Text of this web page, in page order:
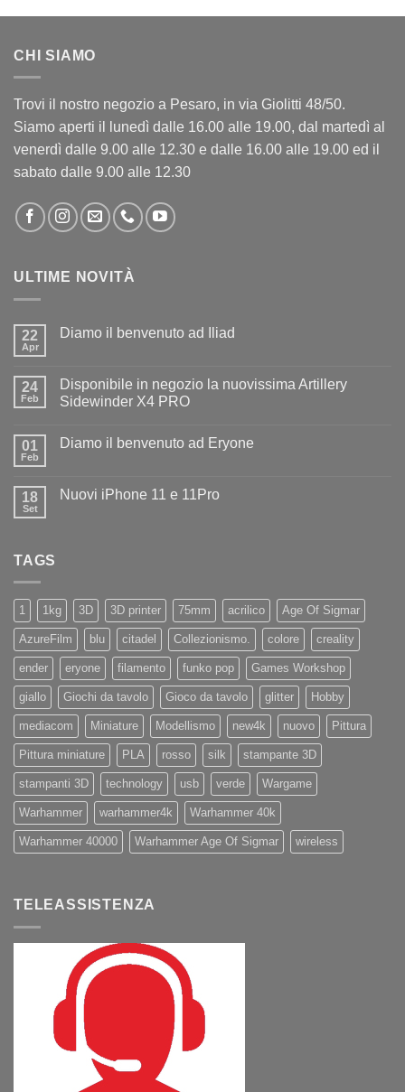
CHI SIAMO
Trovi il nostro negozio a Pesaro, in via Giolitti 48/50.
Siamo aperti il lunedì dalle 16.00 alle 19.00, dal martedì al
venerdì dalle 9.00 alle 12.30 e dalle 16.00 alle 19.00 ed il
sabato dalle 9.00 alle 12.30
ULTIME NOVITÀ
22
Apr
Diamo il benvenuto ad Iliad
Diamo
il
benvenuto
24
Feb
Disponibile in negozio la nuovissima Artillery
Sidewinder X4 PRO
su
la
nuovissima
01
Feb
Diamo il benvenuto ad Eryone
Diamo
18
Set
Nuovi iPhone 11 e 11Pro
TAGS
1 1kg 3D 3D printer 75mm acrilico Age Of Sigmar
AzureFilm blu citadel Collezionismo. colore creality
ender eryone filamento funko pop Games Workshop
giallo Giochi da tavolo Gioco da tavolo glitter Hobby
mediacom Miniature Modellismo new4k nuovo Pittura
Pittura miniature PLA rosso silk stampante 3D
stampanti 3D technology usb verde Wargame
Warhammer warhammer4k Warhammer 40k
Warhammer 40000 Warhammer Age Of Sigmar wireless
TELEASSISTENZA